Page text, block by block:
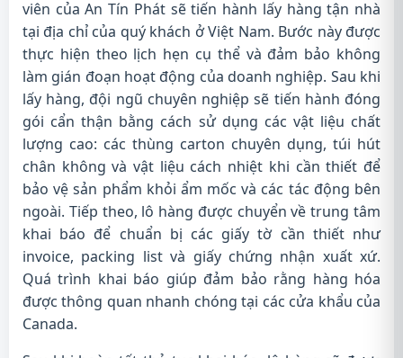
viên của An Tín Phát sẽ tiến hành lấy hàng tận nhà
tại địa chỉ của quý khách ở Việt Nam. Bước này được
thực hiện theo lịch hẹn cụ thể và đảm bảo không
làm gián đoạn hoạt động của doanh nghiệp. Sau khi
lấy hàng, đội ngũ chuyên nghiệp sẽ tiến hành đóng
gói cẩn thận bằng cách sử dụng các vật liệu chất
lượng cao: các thùng carton chuyên dụng, túi hút
chân không và vật liệu cách nhiệt khi cần thiết để
bảo vệ sản phẩm khỏi ẩm mốc và các tác động bên
ngoài. Tiếp theo, lô hàng được chuyển về trung tâm
khai báo để chuẩn bị các giấy tờ cần thiết như
invoice, packing list và giấy chứng nhận xuất xứ.
Quá trình khai báo giúp đảm bảo rằng hàng hóa
được thông quan nhanh chóng tại các cửa khẩu của
Canada.